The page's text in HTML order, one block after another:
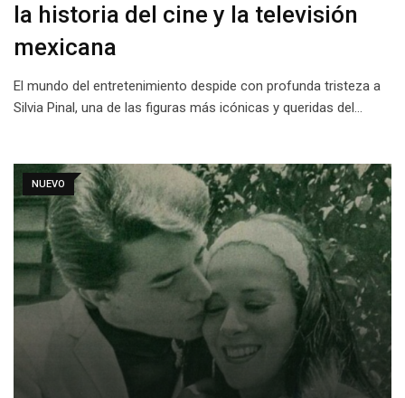
la historia del cine y la televisión
mexicana
El mundo del entretenimiento despide con profunda tristeza a
Silvia Pinal, una de las figuras más icónicas y queridas del…
NUEVO